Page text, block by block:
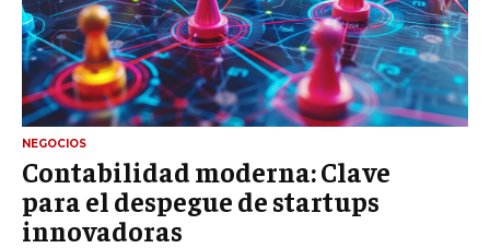
NEGOCIOS
Contabilidad moderna: Clave
para el despegue de startups
innovadoras